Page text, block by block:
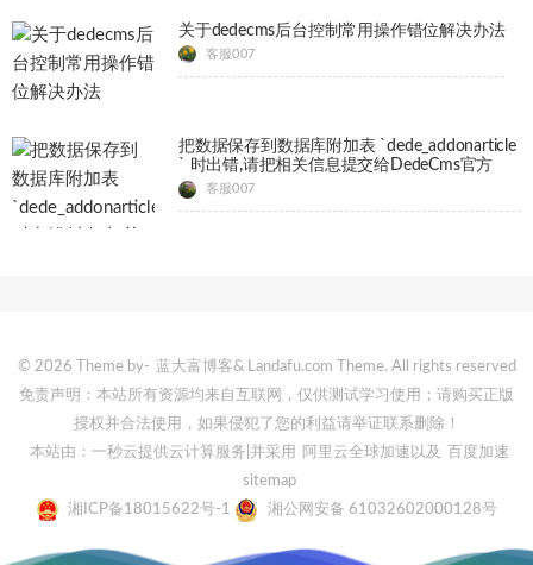
关于dedecms后台控制常用操作错位解决办法
客服007
把数据保存到数据库附加表 `dede_addonarticle
` 时出错,请把相关信息提交给DedeCms官方
客服007
© 2026 Theme by- 蓝大富博客& Landafu.com Theme. All rights reserved
免责声明：本站所有资源均来自互联网，仅供测试学习使用；请购买正版
授权并合法使用，如果侵犯了您的利益请举证联系删除！
本站由：一秒云提供云计算服务 |并采用 阿里云全球加速 以及
百度加速
sitemap
湘ICP备18015622号-1
湘公网安备 61032602000128号